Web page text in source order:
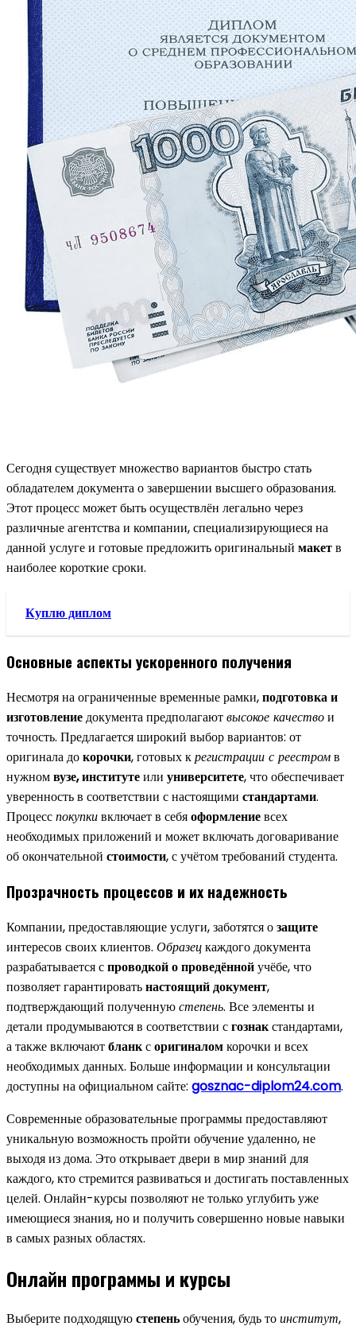
Сегодня существует множество вариантов быстро стать
обладателем документа о завершении высшего образования.
Этот процесс может быть осуществлён легально через
различные агентства и компании, специализирующиеся на
данной услуге и готовые предложить оригинальный макетв
наиболее короткие сроки.
Куплю диплом
Основные аспекты ускоренного получения
Несмотря на ограниченные временные рамки,подготовка и
изготовлениедокумента предполагаютвысокое качествои
точность. Предлагается широкий выбор вариантов: от
оригинала докорочки, готовых крегистрации с реестромв
нужномвузе, институтеили университете, что обеспечивает
уверенность в соответствии с настоящими стандартами.
Процесспокупкивключает в себяоформлениевсех
необходимых приложений и может включать договаривание
об окончательной стоимости, с учётом требований студента.
Прозрачность процессов и их надежность
Компании, предоставляющие услуги, заботятся озащите
интересов своих клиентов. Образецкаждого документа
разрабатывается спроводкой о проведённойучёбе, что
позволяет гарантироватьнастоящий документ,
подтверждающий полученнуюстепень. Все элементы и
детали продумываются в соответствии сгознакстандартами,
а также включаютбланксоригиналомкорочки и всех
необходимых данных. Больше информации и консультации
доступны на официальном сайте: gosznac-diplom24.com.
Современные образовательные программы предоставляют
уникальную возможность пройти обучение удаленно, не
выходя из дома. Это открывает двери в мир знаний для
каждого, кто стремится развиваться и достигать поставленных
целей. Онлайн-курсы позволяют не только углубить уже
имеющиеся знания, но и получить совершенно новые навыки
в самых разных областях.
Онлайн программы и курсы
Выберите подходящуюстепеньобучения, будь тоинститут,